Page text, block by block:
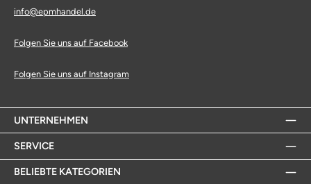
info@epmhandel.de
Folgen Sie uns auf Facebook
Folgen Sie uns auf Instagram
UNTERNEHMEN
SERVICE
BELIEBTE KATEGORIEN